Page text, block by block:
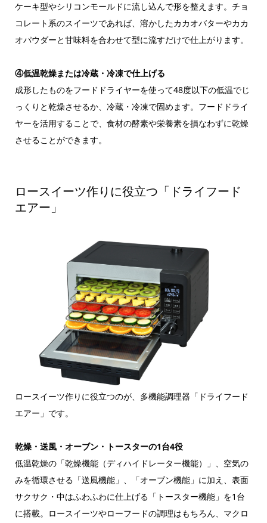
ケーキ型やシリコンモールドに流し込んで形を整えます。チョ
コレート系のスイーツであれば、溶かしたカカオバターやカカ
オパウダーと甘味料を合わせて型に流すだけで仕上がります。
④低温乾燥または冷蔵・冷凍で仕上げる
成形したものをフードドライヤーを使って48度以下の低温でじ
っくりと乾燥させるか、冷蔵・冷凍で固めます。フードドライ
ヤーを活用することで、食材の酵素や栄養素を損なわずに乾燥
させることができます。
ロースイーツ作りに役立つ「ドライフード
エアー」
ロースイーツ作りに役立つのが、多機能調理器「ドライフード
エアー」です。
乾燥・送風・オーブン・トースターの1台4役
低温乾燥の「乾燥機能（ディハイドレーター機能）」、空気の
みを循環させる「送風機能」、「オーブン機能」に加え、表面
サクサク・中はふわふわに仕上げる「トースター機能」を1台
に搭載。ロースイーツやローフードの調理はもちろん、マクロ